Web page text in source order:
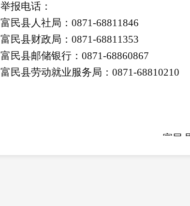
举报电话：
富民县人社局： 0871-68811846
富民县财政局： 0871-68811353
富民县邮储银行： 0871-68860867
富民县劳动就业服务局： 0871-68810210
富民